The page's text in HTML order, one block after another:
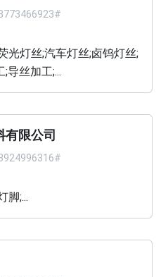
光灯丝;汽车灯丝;卤钨灯丝;
导丝加工;...
限公司
脚;...